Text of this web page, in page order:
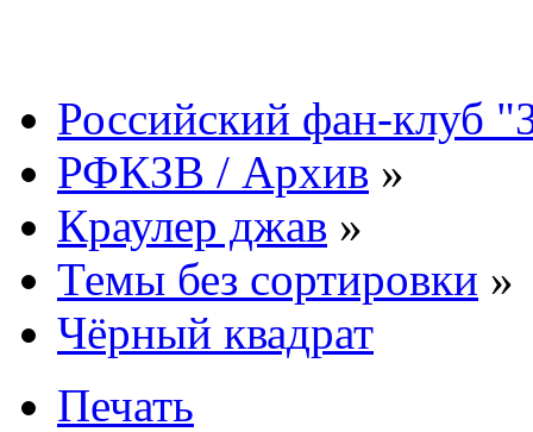
Российский фан-клуб
РФКЗВ / Архив »
Краулер джав »
Темы без сортировки »
Чёрный квадрат
Печать